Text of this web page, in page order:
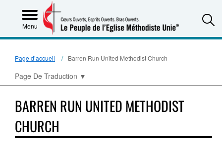
Menu
Page d’accueil Barren Run United Methodist Church
Page De Traduction ▼
BARREN RUN UNITED METHODIST
CHURCH